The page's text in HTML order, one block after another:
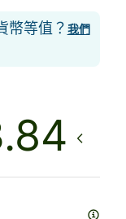
幣等值？ 我們